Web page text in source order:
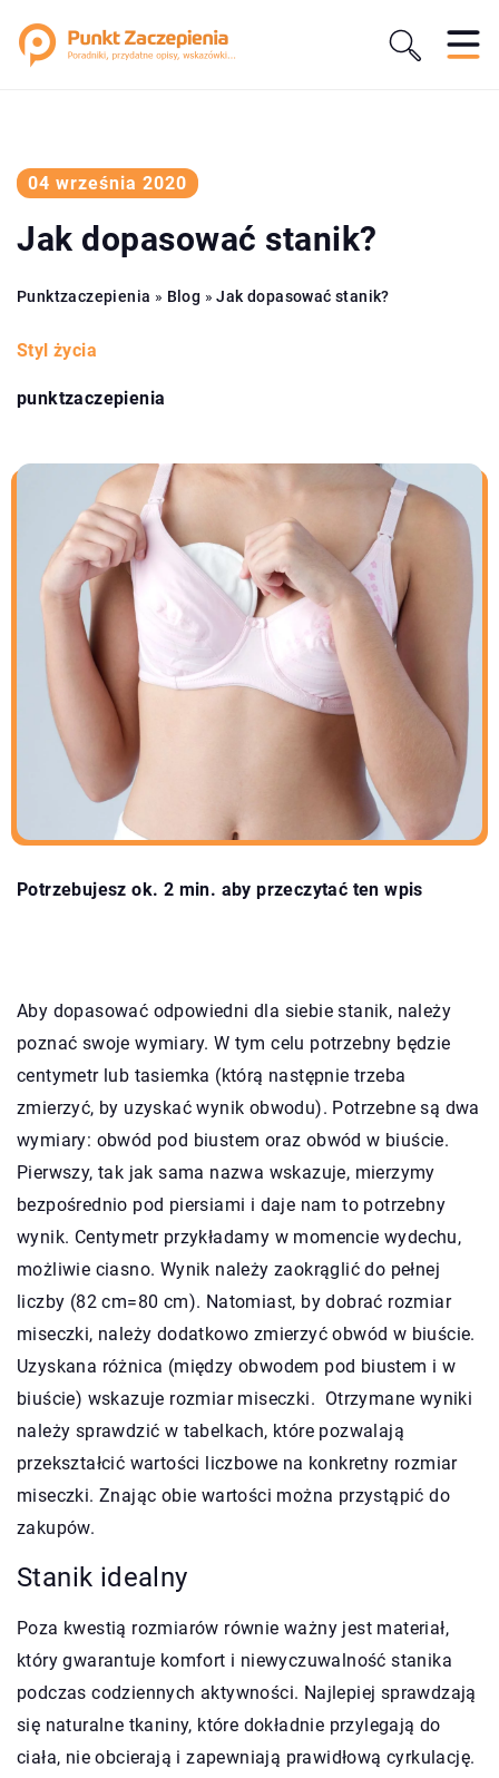
04 września 2020
Jak dopasować stanik?
Punktzaczepienia » Blog »Jak dopasować stanik?
Styl życia
punktzaczepienia
Potrzebujesz ok. 2 min. aby przeczytać ten wpis
Aby dopasować odpowiedni dla siebie stanik, należy
poznać swoje wymiary. W tym celu potrzebny będzie
centymetr lub tasiemka (którą następnie trzeba
zmierzyć, by uzyskać wynik obwodu). Potrzebne są dwa
wymiary: obwód pod biustem oraz obwód w biuście.
Pierwszy, tak jak sama nazwa wskazuje, mierzymy
bezpośrednio pod piersiami i daje nam to potrzebny
wynik. Centymetr przykładamy w momencie wydechu,
możliwie ciasno. Wynik należy zaokrąglić do pełnej
liczby (82 cm=80 cm). Natomiast, by dobrać rozmiar
miseczki, należy dodatkowo zmierzyć obwód w biuście.
Uzyskana różnica (między obwodem pod biustem i w
biuście) wskazuje rozmiar miseczki. Otrzymane wyniki
należy sprawdzić w tabelkach, które pozwalają
przekształcić wartości liczbowe na konkretny rozmiar
miseczki. Znając obie wartości można przystąpić do
zakupów.
Stanik idealny
Poza kwestią rozmiarów równie ważny jest materiał,
który gwarantuje komfort i niewyczuwalność stanika
podczas codziennych aktywności. Najlepiej sprawdzają
się naturalne tkaniny, które dokładnie przylegają do
ciała, nie obcierają i zapewniają prawidłową cyrkulację.